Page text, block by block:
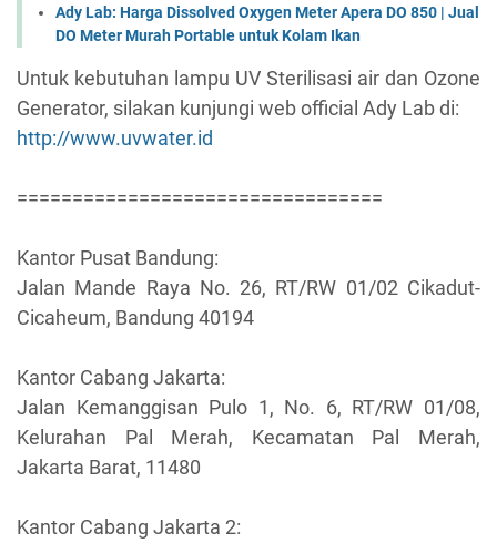
Ady Lab: Harga Dissolved Oxygen Meter Apera DO 850 | Jual
DO Meter Murah Portable untuk Kolam Ikan
Untuk kebutuhan lampu UV Sterilisasi air dan Ozone
Generator, silakan kunjungi web official Ady Lab di:
http://www.uvwater.id
=================================
Kantor Pusat Bandung:
Jalan Mande Raya No. 26, RT/RW 01/02 Cikadut-
Cicaheum, Bandung 40194
Kantor Cabang Jakarta:
Jalan Kemanggisan Pulo 1, No. 6, RT/RW 01/08,
Kelurahan Pal Merah, Kecamatan Pal Merah,
Jakarta Barat, 11480
Kantor Cabang Jakarta 2: